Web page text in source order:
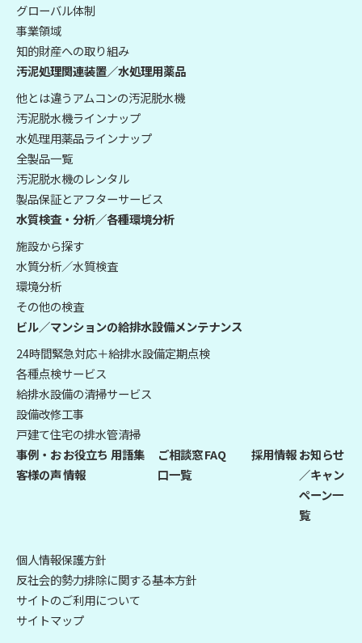
グローバル体制
事業領域
知的財産への取り組み
汚泥処理関連装置／水処理用薬品
他とは違うアムコンの汚泥脱水機
汚泥脱水機ラインナップ
水処理用薬品ラインナップ
全製品一覧
汚泥脱水機のレンタル
製品保証とアフターサービス
水質検査・分析／各種環境分析
施設から探す
水質分析／水質検査
環境分析
その他の検査
ビル／マンションの給排水設備メンテナンス
24時間緊急対応＋給排水設備定期点検
各種点検サービス
給排水設備の清掃サービス
設備改修工事
戸建て住宅の排水管清掃
事例・お
客様の声
お役立ち
情報
用語集
ご相談窓
口一覧
FAQ 採用情報お知らせ
／キャン
ペーン一
覧
個人情報保護方針
反社会的勢力排除に関する基本方針
サイトのご利用について
サイトマップ